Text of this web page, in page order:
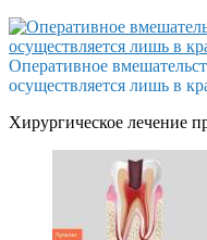
Оперативное
осуществляется лишь в
Хирургическое лечение